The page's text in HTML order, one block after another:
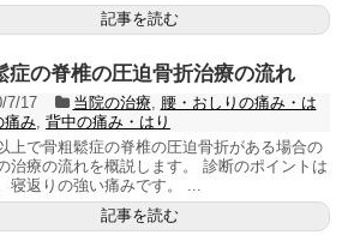
記事を読む
症の脊椎の圧迫骨折治療の流れ
7/17 当院の治療, 腰・おしりの痛み・は
痛み, 背中の痛み・はり
上で骨粗鬆症の脊椎の圧迫骨折がある場合の
治療の流れを概説します。 診断のポイントは
寝返りの強い痛みです。 ...
記事を読む